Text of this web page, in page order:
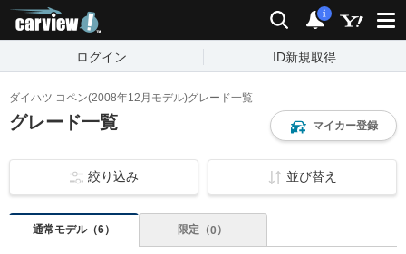
検索 通知
i
ログイン ID新規取得
ダイハツ コペン(2008年12月モデル)グレード一覧
グレード一覧 マイカー登録
絞り込み 並び替え
通常モデル（6） 限定（0 ）